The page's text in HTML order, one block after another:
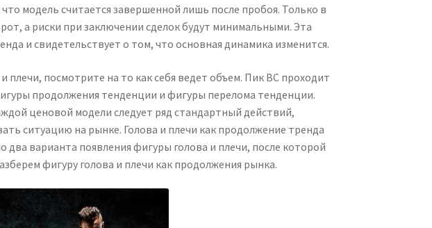
модель считается завершенной лишь после пробоя. Только в
а риски при заключении сделок будут минимальными. Эта
и свидетельствует о том, что основная динамика изменится.
плечи, посмотрите на то как себя ведет объем. Пик ВС проходит
продолжения тенденции и фигуры перелома тенденции.
ценовой модели следует ряд стандартный действий,
ситуацию на рынке. Голова и плечи как продолжение тренда
варианта появления фигуры голова и плечи, после которой
фигуру голова и плечи как продолжения рынка.